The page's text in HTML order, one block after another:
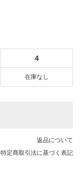
４
在庫なし
返品について
特定商取引法に基づく表記